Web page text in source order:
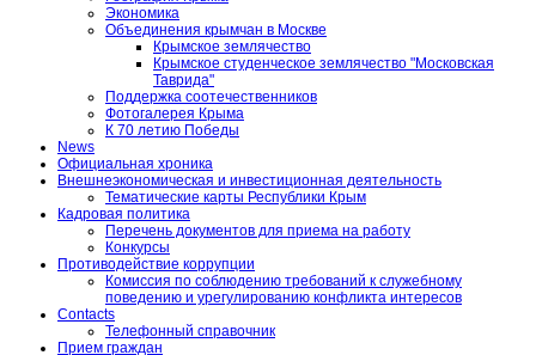
Экономика
Объединения крымчан в Москве
Крымское землячество
Крымское студенческое землячество "Московская
Таврида"
Поддержка соотечественников
Фотогалерея Крыма
К 70 летию Победы
News
Официальная хроника
Внешнеэкономическая и инвестиционная деятельность
Тематические карты Республики Крым
Кадровая политика
Перечень документов для приема на работу
Конкурсы
Противодействие коррупции
Комиссия по соблюдению требований к служебному
поведению и урегулированию конфликта интересов
Contacts
Телефонный справочник
Прием граждан